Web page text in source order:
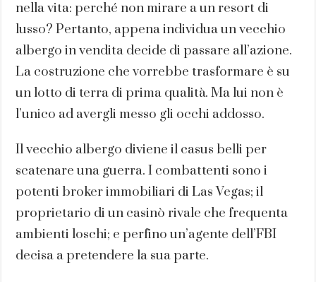
nella vita: perché non mirare a un resort di
lusso? Pertanto, appena individua un vecchio
albergo in vendita decide di passare all’azione.
La costruzione che vorrebbe trasformare è su
un lotto di terra di prima qualità. Ma lui non è
l’unico ad avergli messo gli occhi addosso.
Il vecchio albergo diviene il casus belli per
scatenare una guerra. I combattenti sono i
potenti broker immobiliari di Las Vegas; il
proprietario di un casinò rivale che frequenta
ambienti loschi; e perfino un’agente dell’FBI
decisa a pretendere la sua parte.